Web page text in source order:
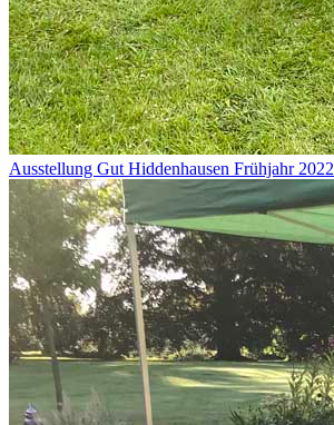
Ausstellung Gut Hiddenhausen Frühjahr 2022